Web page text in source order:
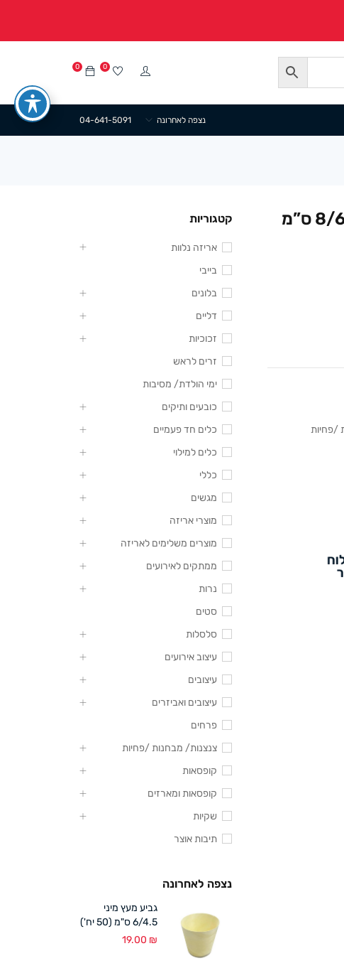
0 0
04-641-5091 נצפה לאחרונה
צנצנת פלסטיק בייבי דגם חתול 8/6 ס”מ
/פחיות
קטגוריות
אריזה נלוות
בייבי
בלונים
דליים
זכוכיות
זרים לראש
ימי הולדת/ מסיבות
כובעים ותיקים
כלים חד פעמיים
כלים למילוי
כללי
מגשים
מוצרי אריזה
מוצרים משלימים לאריזה
ממתקים לאירועים
נרות
סטים
סלסלות
עיצוב אירועים
עיצובים
עיצובים ואביזרים
פרחים
צנצנות/ מבחנות /פחיות
קופסאות
קופסאות ומארזים
שקיות
תיבות אוצר
נצפה לאחרונה
גביע מעץ מיני
6/4.5 ס"מ (50 יח')
19.00 ₪